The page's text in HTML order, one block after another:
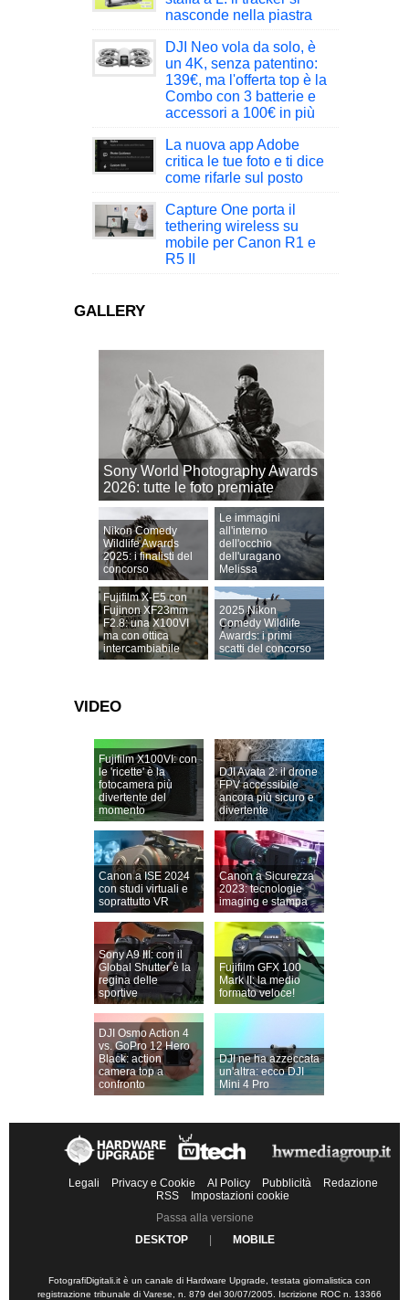
nasconde nella piastra
DJI Neo vola da solo, è
un 4K, senza patentino:
139€, ma l'offerta top è la
Combo con 3 batterie e
accessori a 100€ in più
La nuova app Adobe
critica le tue foto e ti dice
come rifarle sul posto
Capture One porta il
tethering wireless su
mobile per Canon R1 e
R5 II
GALLERY
Sony World Photography Awards
2026: tutte le foto premiate
Nikon Comedy
Wildlife Awards
2025: i finalisti del
concorso
Le immagini
all'interno
dell'occhio
dell'uragano
Melissa
Fujifilm X-E5 con
Fujinon XF23mm
F2.8: una X100VI
ma con ottica
intercambiabile
2025 Nikon
Comedy Wildlife
Awards: i primi
scatti del concorso
VIDEO
Fujifilm X100VI: con
le 'ricette' è la
fotocamera più
divertente del
momento
DJI Avata 2: il drone
FPV accessibile
ancora più sicuro e
divertente
Canon a ISE 2024
con studi virtuali e
soprattutto VR
Canon a Sicurezza
2023: tecnologie
imaging e stampa
Sony A9 III: con il
Global Shutter è la
regina delle
sportive
Fujifilm GFX 100
Mark II: la medio
formato veloce!
DJI Osmo Action 4
vs. GoPro 12 Hero
Black: action
camera top a
confronto
DJI ne ha azzeccata
un'altra: ecco DJI
Mini 4 Pro
Legali Privacy e Cookie AI Policy Pubblicità
Redazione
RSS
Impostazioni cookie
Passa alla versione
DESKTOP
MOBILE
FotografiDigitali.it è un canale di Hardware Upgrade, testata giornalistica con
registrazione tribunale di Varese, n. 879 del 30/07/2005. Iscrizione ROC n. 13366